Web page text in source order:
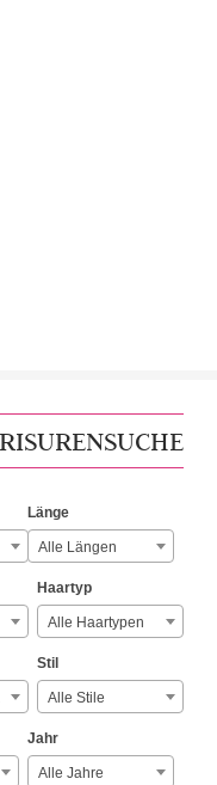
Länge
Alle Längen
Haartyp
Alle Haartypen
Stil
Alle Stile
Jahr
Alle Jahre